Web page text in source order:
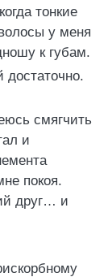
тонкие
у меня
к губам.
достаточно.
смягчить
и
покоя.
друг… и